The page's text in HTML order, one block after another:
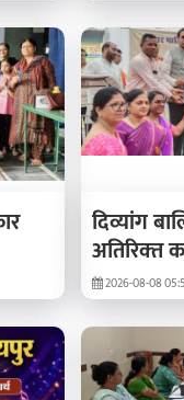
दिव्‍यांग
अतिरिक्‍त
मूणत ने
2026-08-08